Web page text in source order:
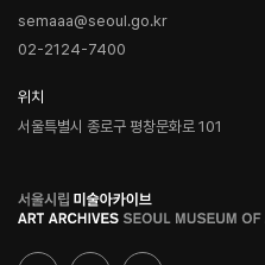
semaaa@seoul.go.kr
02-2124-7400
위치
서울특별시 종로구 평창문화로 101
로
고